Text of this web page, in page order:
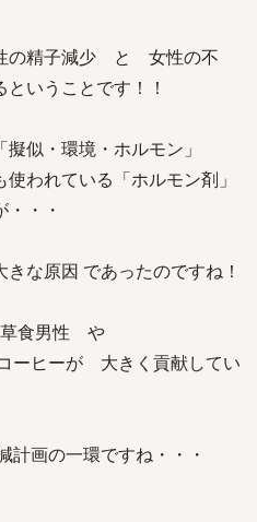
の精子減少 と 女性の不
いうことです！！
似・環境・ホルモン」
われている「ホルモン剤」
・・
な原因 であったのですね！
草食男性 や
ーヒーが 大きく貢献してい
画の一環ですね・・・